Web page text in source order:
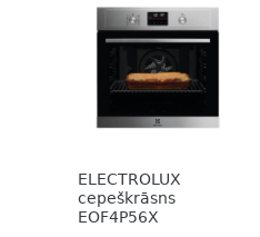
ELECTROLUX
cepeškrāsns
EOF4P56X